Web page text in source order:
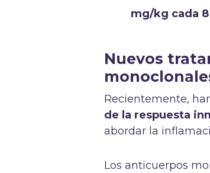
mg/kg cada 8
Nuevos
Recientemente,
de la respuesta
abordar la
Los anticuerpos